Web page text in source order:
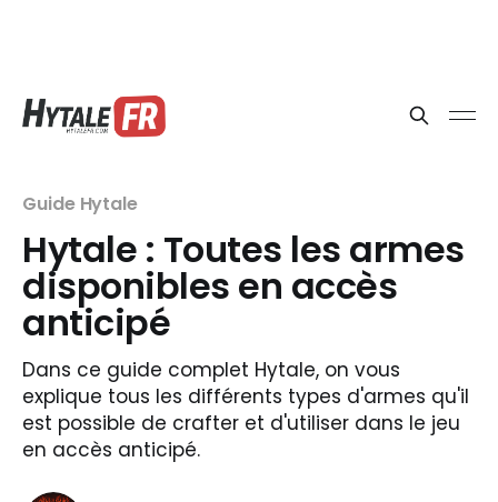
Guide Hytale
Hytale : Toutes les armes
disponibles en accès
anticipé
Dans ce guide complet Hytale, on vous
explique tous les différents types d'armes qu'il
est possible de crafter et d'utiliser dans le jeu
en accès anticipé.